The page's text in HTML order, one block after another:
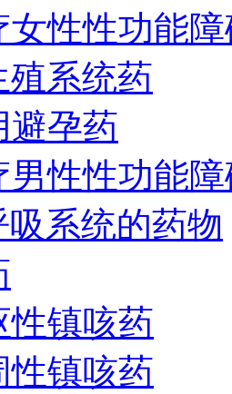
女性性功能
殖系统药
避孕药
男性性功能
系统的药物
性镇咳药
性镇咳药